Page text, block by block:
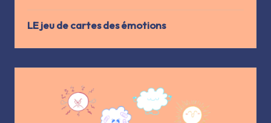
LE jeu de cartes des émotions